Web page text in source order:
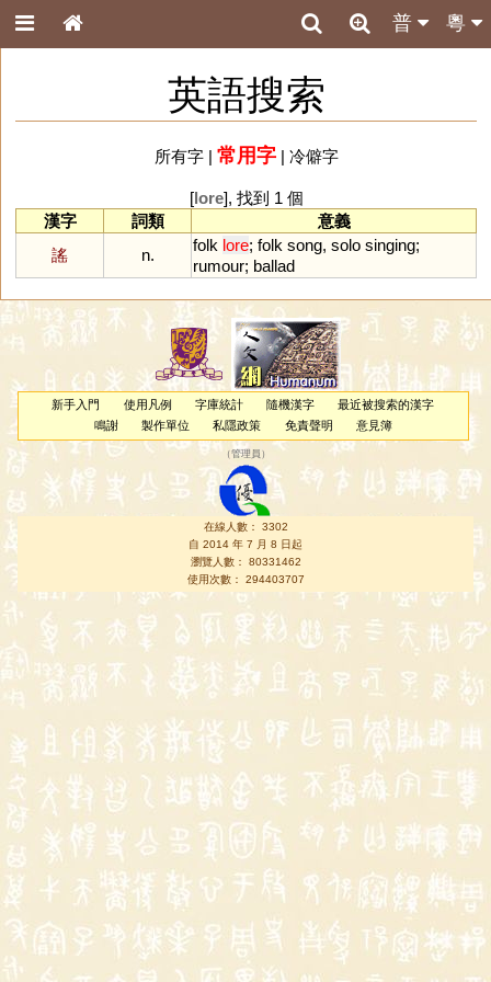
粵
普
英語搜索
所有字| 常用字| 冷僻字
[lore], 找到 1 個
漢字
詞類
意義
謠
n.
folk lore; folk song, solo singing;
rumour; ballad
新手入門 使用凡例 字庫統計 隨機漢字
最近被搜索的漢字
鳴謝
製作單位 私隱政策 免責聲明 意見簿
（管理員 ）
在線人數： 3302
自 2014 年 7 月 8 日起
瀏覽人數： 80331462
使用次數： 294403707